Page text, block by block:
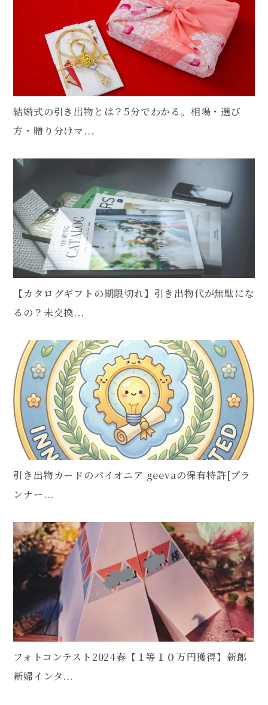
結婚式の引き出物とは？5分でわかる。相場・選び
方・贈り分けマ...
【カタログギフトの期限切れ】引き出物代が無駄にな
るの？未交換...
引き出物カードのパイオニア geevaの保有特許[プラ
ンナー...
フォトコンテスト2024春【１等１０万円獲得】新郎
新婦インタ...